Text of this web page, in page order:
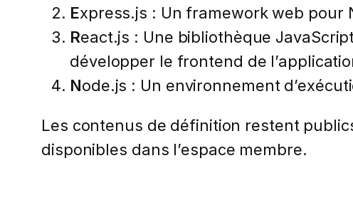
Express.js : Un framework web pour
React.js : Une bibliothèque
développer le frontend de
Node.js : Un environnement
Les contenus de définition restent
disponibles dans l’espace membre.